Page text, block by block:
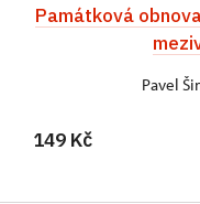
Památková
Pavel
149 Kč